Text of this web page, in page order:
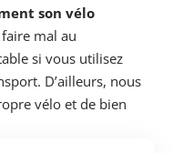
son vélo
mal au
si vous utilisez
D’ailleurs, nous
vélo et de bien